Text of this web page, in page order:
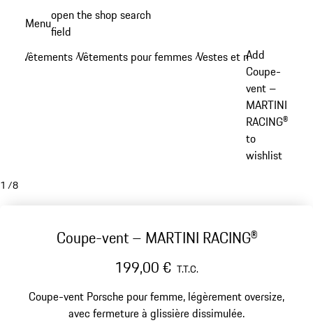
principal
Menuopen the shop search
field
Vêtements /Vêtements pour femmes /Vestes et manteaux -
Add
Coupe-
vent –
MARTINI
RACING®
to
wishlist
1 /8
Coupe-vent – MARTINI RACING®
199,00 € T.T.C.
Coupe-vent Porsche pour femme, légèrement oversize,
avec fermeture à glissière dissimulée.